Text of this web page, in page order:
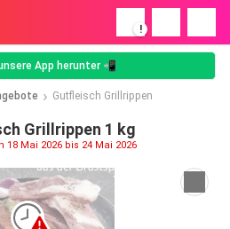
!
App herunter 📲
Gutfleisch Grillrippen
Grillrippen 1 kg
18 Mai 2026 bis 24 Mai 2026